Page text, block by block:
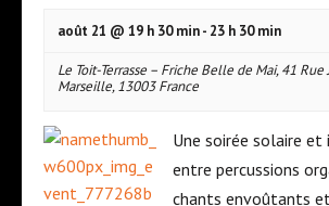
d
e
août 21 @ 19 h 30 min- 23 h 30 min
Le Toit-Terrasse – Friche Belle de Mai,41 Rue
Marseille, 13003 France
Une soirée solaire et
entre percussions
chants envoûtants